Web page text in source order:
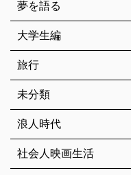
夢を語る
大学生編
旅行
未分類
浪人時代
社会人映画生活